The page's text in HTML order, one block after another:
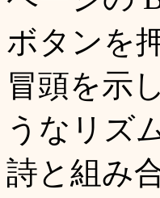
ボタンを
冒頭を示
うなリズ
詩と組み